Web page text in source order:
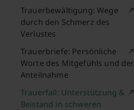
Trauerbewältigung: Wege
durch den Schmerz des
Verlustes
Trauerbriefe: Persönliche
Worte des Mitgefühls und der
Anteilnahme
Trauerfall: Unterstützung &
Beistand in schweren